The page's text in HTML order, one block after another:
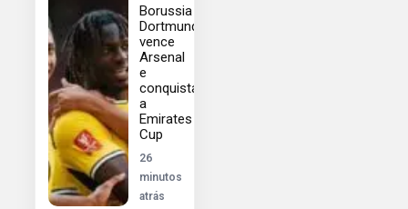
Borussia
Dortmund
vence
Arsenal
e
conquista
a
Emirates
Cup
26
minutos
atrás